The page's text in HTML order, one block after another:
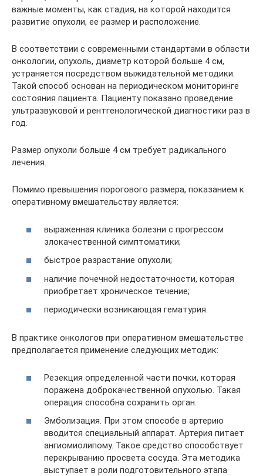
важные моменты, как стадия, на которой находится
развитие опухоли, ее размер и расположение.
В соответствии с современными стандартами в области
онкологии, опухоль, диаметр которой больше 4 см,
устраняется посредством выжидательной методики.
Такой способ основан на периодическом мониторинге
состояния пациента. Пациенту показано проведение
ультразвуковой и рентгенологической диагностики раз в
год.
Размер опухоли больше 4 см требует радикального
лечения.
Помимо превышения порогового размера, показанием к
оперативному вмешательству является:
выраженная клиника болезни с прогрессом
злокачественной симптоматики;
быстрое разрастание опухоли;
наличие почечной недостаточности, которая
приобретает хроническое течение;
периодически возникающая гематурия.
В практике онкологов при оперативном вмешательстве
предполагается применение следующих методик:
Резекция определенной части почки, которая
поражена доброкачественной опухолью. Такая
операция способна сохранить орган.
Эмболизация. При этом способе в артерию
вводится специальный аппарат. Артерия питает
ангиомиолипому. Такое средство способствует
перекрыванию просвета сосуда. Эта методика
выступает в роли подготовительного этапа